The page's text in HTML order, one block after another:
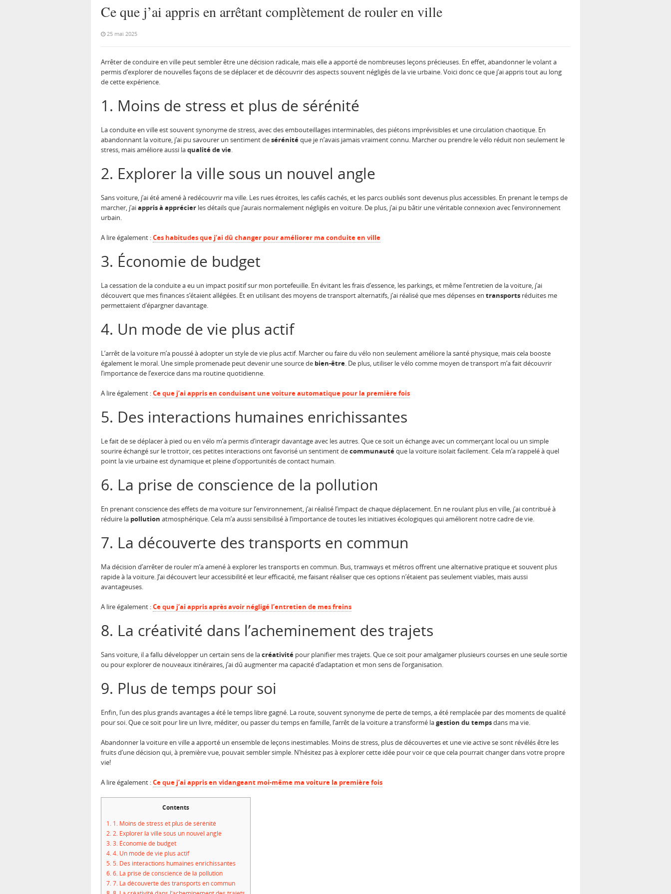
Ce que j’ai appris en arrêtant complètement de rouler en ville
25 mai 2025
Arrêter de conduire en ville peut sembler être une décision radicale, mais elle a apporté de nombreuses leçons précieuses. En effet, abandonner le volant a
permis d’explorer de nouvelles façons de se déplacer et de découvrir des aspects souvent négligés de la vie urbaine. Voici donc ce que j’ai appris tout au long
de cette expérience.
1. Moins de stress et plus de sérénité
La conduite en ville est souvent synonyme de stress, avec des embouteillages interminables, des piétons imprévisibles et une circulation chaotique. En
abandonnant la voiture, j’ai pu savourer un sentiment desérénitéque je n’avais jamais vraiment connu. Marcher ou prendre le vélo réduit non seulement le
stress, mais améliore aussi laqualité de vie.
2. Explorer la ville sous un nouvel angle
Sans voiture, j’ai été amené à redécouvrir ma ville. Les rues étroites, les cafés cachés, et les parcs oubliés sont devenus plus accessibles. En prenant le temps de
marcher, j’aiappris à apprécier les détails que j’aurais normalement négligés en voiture. De plus, j’ai pu bâtir une véritable connexion avec l’environnement
urbain.
A lire également :Ces habitudes que j’ai dû changer pour améliorer ma conduite en ville
3. Économie de budget
La cessation de la conduite a eu un impact positif sur mon portefeuille. En évitant les frais d’essence, les parkings, et même l’entretien de la voiture, j’ai
découvert que mes finances s’étaient allégées. Et en utilisant des moyens de transport alternatifs, j’ai réalisé que mes dépenses en transports réduites me
permettaient d’épargner davantage.
4. Un mode de vie plus actif
L’arrêt de la voiture m’a poussé à adopter un style de vie plus actif. Marcher ou faire du vélo non seulement améliore la santé physique, mais cela booste
également le moral. Une simple promenade peut devenir une source de bien-être. De plus, utiliser le vélo comme moyen de transport m’a fait découvrir
l’importance de l’exercice dans ma routine quotidienne.
A lire également :Ce que j’ai appris en conduisant une voiture automatique pour la première fois
5. Des interactions humaines enrichissantes
Le fait de se déplacer à pied ou en vélo m’a permis d’interagir davantage avec les autres. Que ce soit un échange avec un commerçant local ou un simple
sourire échangé sur le trottoir, ces petites interactions ont favorisé un sentiment decommunautéque la voiture isolait facilement. Cela m’a rappelé à quel
point la vie urbaine est dynamique et pleine d’opportunités de contact humain.
6. La prise de conscience de la pollution
En prenant conscience des effets de ma voiture sur l’environnement, j’ai réalisé l’impact de chaque déplacement. En ne roulant plus en ville, j’ai contribué à
réduire la pollution atmosphérique. Cela m’a aussi sensibilisé à l’importance de toutes les initiatives écologiques qui améliorent notre cadre de vie.
7. La découverte des transports en commun
Ma décision d’arrêter de rouler m’a amené à explorer les transports en commun. Bus, tramways et métros offrent une alternative pratique et souvent plus
rapide à la voiture. J’ai découvert leur accessibilité et leur efficacité, me faisant réaliser que ces options n’étaient pas seulement viables, mais aussi
avantageuses.
A lire également :Ce que j’ai appris après avoir négligé l’entretien de mes freins
8. La créativité dans l’acheminement des trajets
Sans voiture, il a fallu développer un certain sens de lacréativité pour planifier mes trajets. Que ce soit pour amalgamer plusieurs courses en une seule sortie
ou pour explorer de nouveaux itinéraires, j’ai dû augmenter ma capacité d’adaptation et mon sens de l’organisation.
9. Plus de temps pour soi
Enfin, l’un des plus grands avantages a été le temps libre gagné. La route, souvent synonyme de perte de temps, a été remplacée par des moments de qualité
pour soi. Que ce soit pour lire un livre, méditer, ou passer du temps en famille, l’arrêt de la voiture a transformé lagestion du tempsdans ma vie.
Abandonner la voiture en ville a apporté un ensemble de leçons inestimables. Moins de stress, plus de découvertes et une vie active se sont révélés être les
fruits d’une décision qui, à première vue, pouvait sembler simple. N’hésitez pas à explorer cette idée pour voir ce que cela pourrait changer dans votre propre
vie!
A lire également :Ce que j’ai appris en vidangeant moi-même ma voiture la première fois
Contents
1. 1. Moins de stress et plus de sérénité
2.2. Explorer la ville sous un nouvel angle
3.3. Économie de budget
4.4. Un mode de vie plus actif
5.5. Des interactions humaines enrichissantes
6.6. La prise de conscience de la pollution
7.7. La découverte des transports en commun